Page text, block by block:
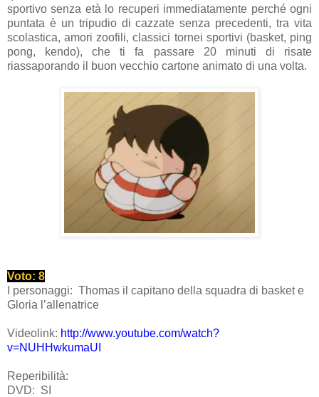
sportivo senza età lo recuperi immediatamente perché ogni
puntata è un tripudio di cazzate senza precedenti, tra vita
scolastica, amori zoofili, classici tornei sportivi (basket, ping
pong, kendo), che ti fa passare 20 minuti di risate
riassaporando il buon vecchio cartone animato di una volta.
Voto: 8
I personaggi: Thomas il capitano della squadra di basket e
Gloria l’allenatrice
Videolink: http://www.youtube.com/watch?
v=NUHHwkumaUI
Reperibilità:
DVD: SI